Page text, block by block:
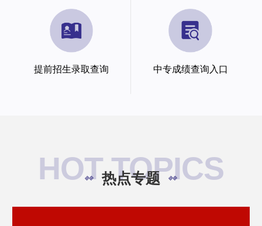
提前招生录取查询 中专成绩查询入口
HOT TOPICS
热点专题